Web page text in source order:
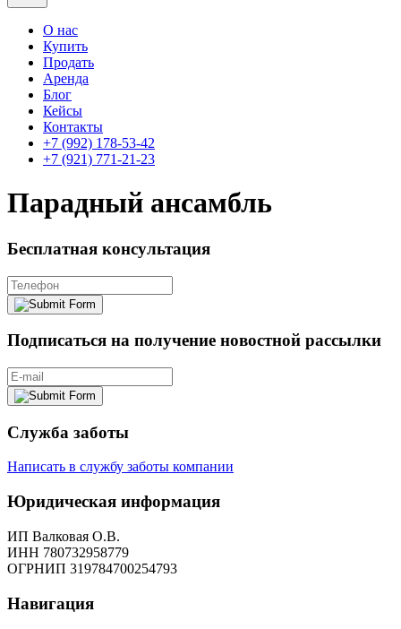
О нас
Купить
Продать
Аренда
Блог
Кейсы
Контакты
+7 (992) 178-53-42
+7 (921) 771-21-23
Парадный ансамбль
Бесплатная консультация
Подписаться на получение новостной рассылки
Служба заботы
Написать в службу заботы компании
Юридическая информация
ИП Валковая О.В.
ИНН 780732958779
ОГРНИП 319784700254793
Навигация